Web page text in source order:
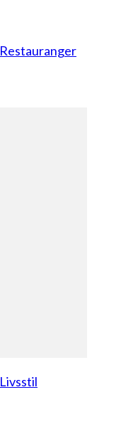
Restauranger
Livsstil